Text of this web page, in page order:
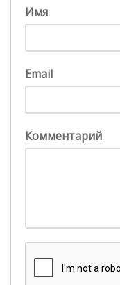
Имя
Email
Комментарий